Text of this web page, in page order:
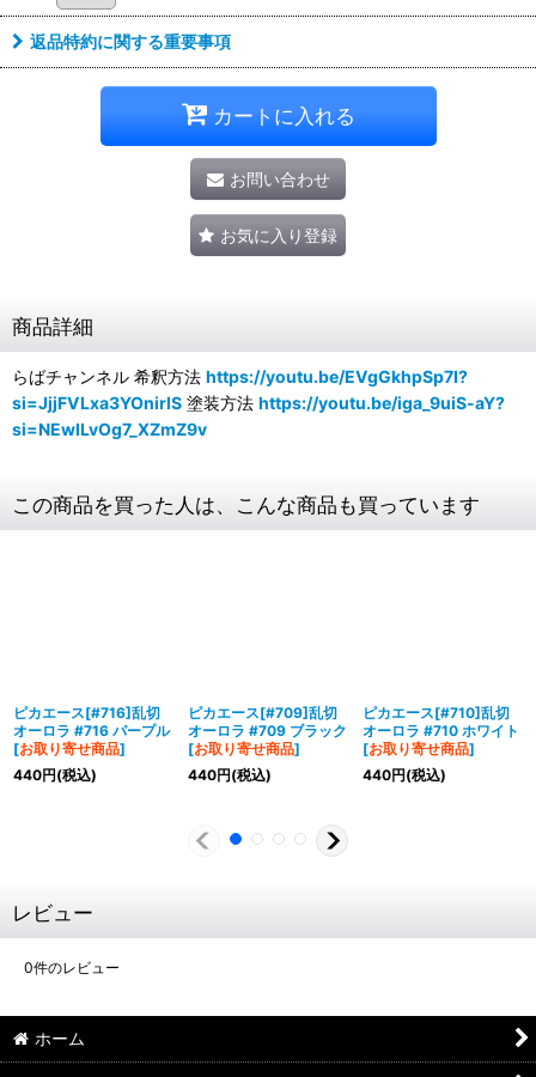
返品特約に関する重要事項
カートに入れる
お問い合わせ
お気に入り登録
商品詳細
らばチャンネル 希釈方法 https://youtu.be/EVgGkhpSp7I?
si=JjjFVLxa3YOnirlS 塗装方法 https://youtu.be/iga_9uiS-aY?
si=NEwILvOg7_XZmZ9v
この商品を買った人は、こんな商品も買っています
ピカエース[#716]乱切
オーロラ #716 パープル
[お取り寄せ商品]
440円(税込)
ピカエース[#709]乱切
オーロラ #709 ブラック
[お取り寄せ商品]
440円(税込)
ピカエース[#710]乱切
オーロラ #710 ホワイト
[お取り寄せ商品]
440円(税込)
レビュー
0件のレビュー
ホーム